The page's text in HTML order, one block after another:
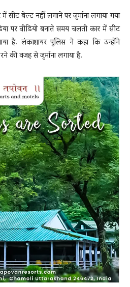
बेल्ट नहीं लगाने पर जुर्माना लगाया गया
पर वीडियो बनाते समय चलती कार में सीट
है. लंकाशायर पुलिस ने कहा कि उन्होंने
की वजह से जुर्माना लगाया है.